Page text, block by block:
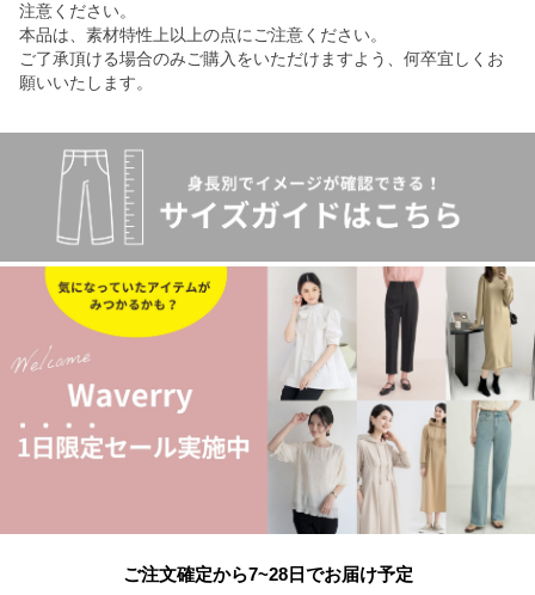
注意ください。
本品は、素材特性上以上の点にご注意ください。
ご了承頂ける場合のみご購入をいただけますよう、何卒宜しくお
願いいたします。
ご注文確定から7~28日でお届け予定